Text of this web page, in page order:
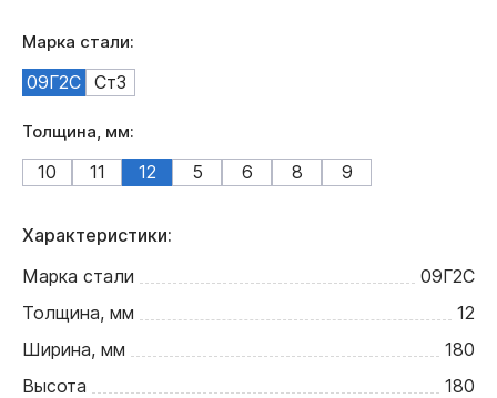
Марка стали:
09Г2С Ст3
Толщина, мм:
10 11 12 5 6 8 9
Характеристики:
Марка стали
09Г2С
Толщина, мм
12
Ширина, мм
180
Высота
180